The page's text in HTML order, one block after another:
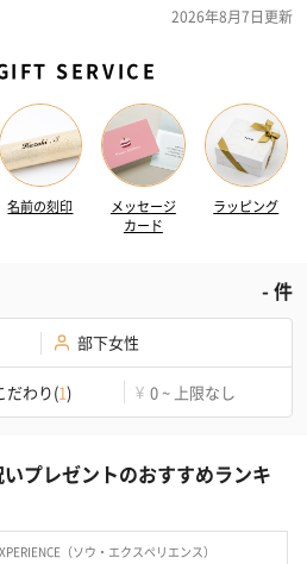
2026年8月7日更新
SERVICE
名前の刻印
メッセージ
カード
ラッピング
-件
部下女性
だわり(1) ¥ 0 ~ 上限なし
プレゼントのおすすめランキ
（ソウ・エクスペリエンス）